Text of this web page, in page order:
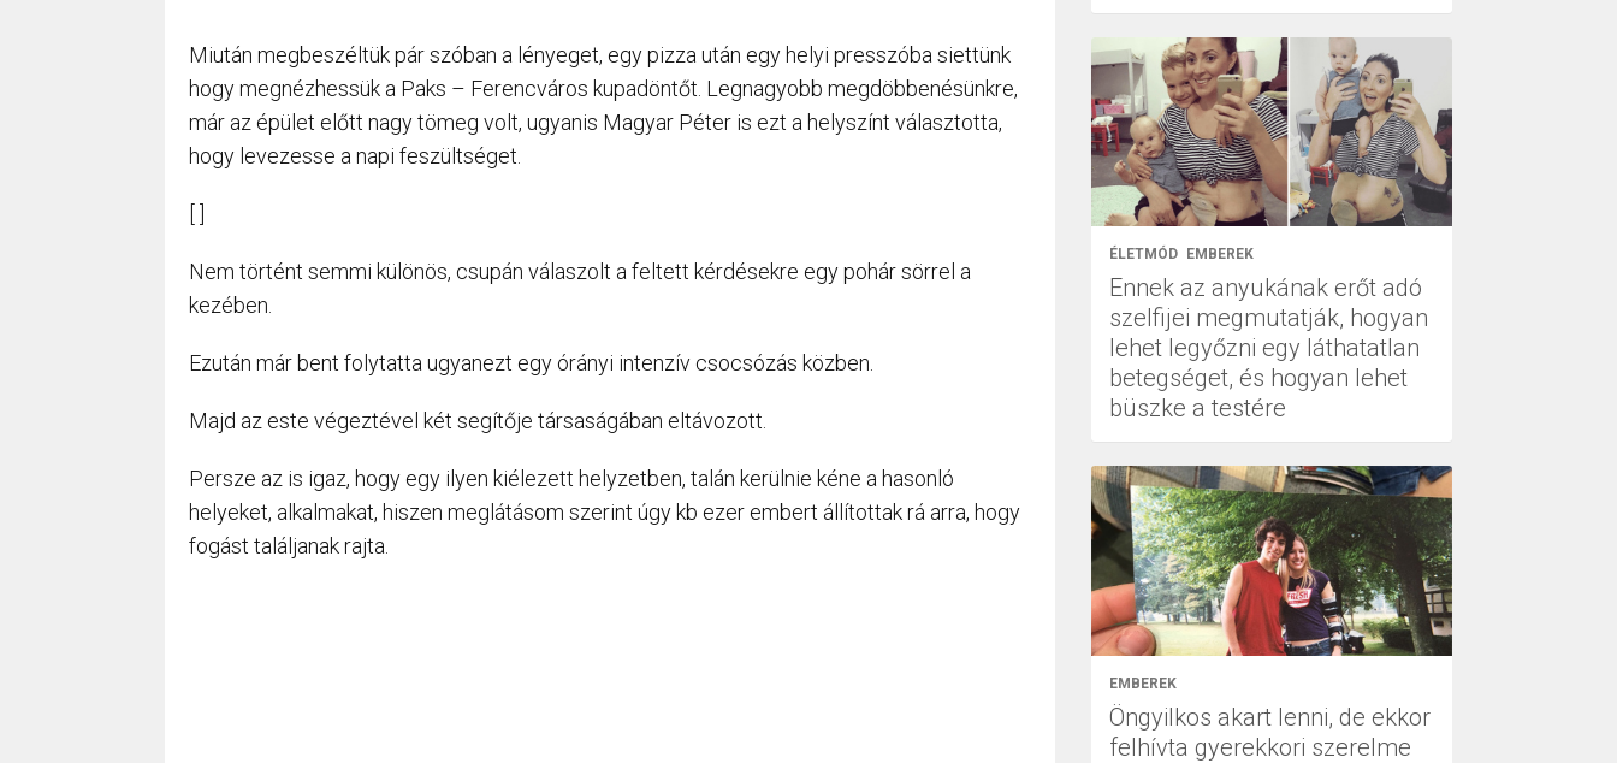
Miután megbeszéltük pár szóban a lényeget, egy pizza után egy helyi presszóba siettünk
hogy megnézhessük a Paks – Ferencváros kupadöntőt. Legnagyobb megdöbbenésünkre,
már az épület előtt nagy tömeg volt, ugyanis Magyar Péter is ezt a helyszínt választotta,
hogy levezesse a napi feszültséget.
Nem történt semmi különös, csupán válaszolt a feltett kérdésekre egy pohár sörrel a
kezében.
Ezután már bent folytatta ugyanezt egy órányi intenzív csocsózás közben.
Majd az este végeztével két segítője társaságában eltávozott.
Persze az is igaz, hogy egy ilyen kiélezett helyzetben, talán kerülnie kéne a hasonló
helyeket, alkalmakat, hiszen meglátásom szerint úgy kb ezer embert állítottak rá arra, hogy
fogást találjanak rajta.
ÉLETMÓD EMBEREK
Ennek az anyukának erőt adó
szelfijei megmutatják, hogyan
lehet legyőzni egy láthatatlan
betegséget, és hogyan lehet
büszke a testére
EMBEREK
Öngyilkos akart lenni, de ekkor
felhívta gyerekkori szerelme